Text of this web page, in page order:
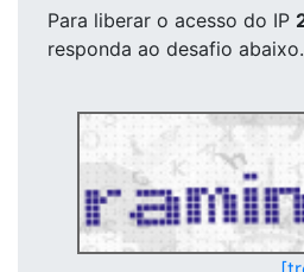
Para liberar o acesso do IP
responda ao desafio abaixo.